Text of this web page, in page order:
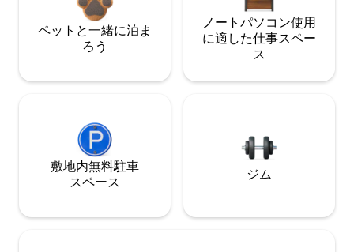
ペットと一緒に泊ま
ろう
ノートパソコン使用
に適した仕事スペー
ス
敷地内無料駐⁠車
ス⁠ペ⁠ー⁠ス
ジム